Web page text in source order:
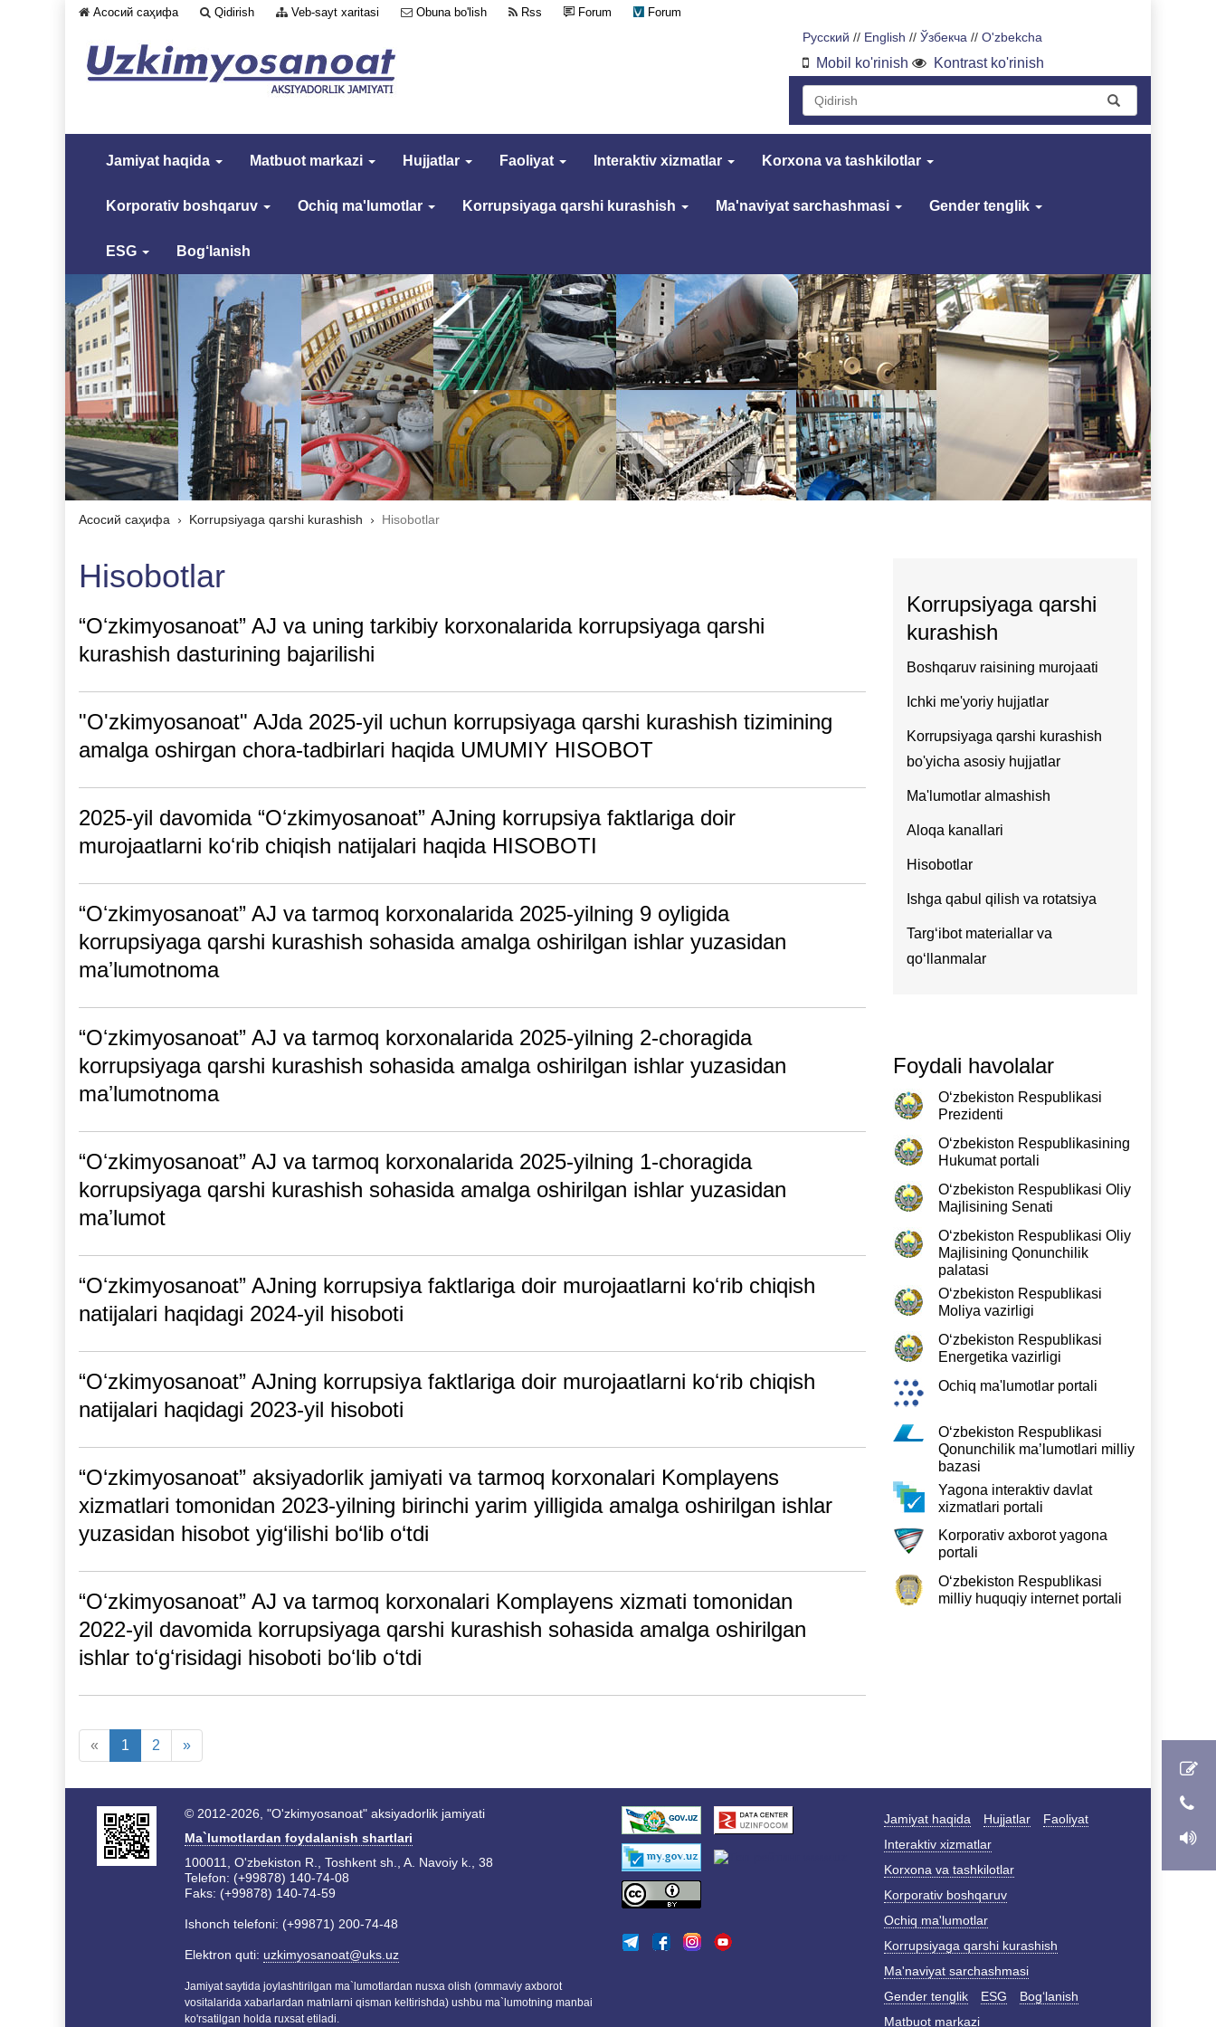
Асосий саҳифа Qidirish Veb-sayt xaritasi Obuna bo'lish Rss Forum
Forum
Русский // English // Ўзбекча // O'zbekcha
Mobil ko'rinish Kontrast ko'rinish
Jamiyat haqida Matbuot markazi Hujjatlar Faoliyat Interaktiv xizmatlar Korxona va tashkilotlar
Korporativ boshqaruv Ochiq ma'lumotlar Korrupsiyaga qarshi kurashish Ma'naviyat sarchashmasi Gender tenglik
ESG Bog‘lanish
Асосий саҳифа Korrupsiyaga qarshi kurashish Hisobotlar
Hisobotlar
“Oʻzkimyosanoat” AJ va uning tarkibiy korxonalarida korrupsiyaga qarshi
kurashish dasturining bajarilishi
"O'zkimyosanoat" AJda 2025-yil uchun korrupsiyaga qarshi kurashish tizimining
amalga oshirgan chora-tadbirlari haqida UMUMIY HISOBOT
2025-yil davomida “Oʻzkimyosanoat” AJning korrupsiya faktlariga doir
murojaatlarni koʻrib chiqish natijalari haqida HISOBOTI
“Oʻzkimyosanoat” AJ va tarmoq korxonalarida 2025-yilning 9 oyligida
korrupsiyaga qarshi kurashish sohasida amalga oshirilgan ishlar yuzasidan
maʼlumotnoma
“Oʻzkimyosanoat” AJ va tarmoq korxonalarida 2025-yilning 2-choragida
korrupsiyaga qarshi kurashish sohasida amalga oshirilgan ishlar yuzasidan
maʼlumotnoma
“Oʻzkimyosanoat” AJ va tarmoq korxonalarida 2025-yilning 1-choragida
korrupsiyaga qarshi kurashish sohasida amalga oshirilgan ishlar yuzasidan
maʼlumot
“Oʻzkimyosanoat” AJning korrupsiya faktlariga doir murojaatlarni koʻrib chiqish
natijalari haqidagi 2024-yil hisoboti
“Oʻzkimyosanoat” AJning korrupsiya faktlariga doir murojaatlarni koʻrib chiqish
natijalari haqidagi 2023-yil hisoboti
“O‘zkimyosanoat” aksiyadorlik jamiyati va tarmoq korxonalari Komplayens
xizmatlari tomonidan 2023-yilning birinchi yarim yilligida amalga oshirilgan ishlar
yuzasidan hisobot yig‘ilishi bo‘lib o‘tdi
“Oʻzkimyosanoat” AJ va tarmoq korxonalari Komplayens xizmati tomonidan
2022-yil davomida korrupsiyaga qarshi kurashish sohasida amalga oshirilgan
ishlar toʻgʻrisidagi hisoboti boʻlib oʻtdi
« 1 2 »
Korrupsiyaga qarshi
kurashish
Boshqaruv raisining murojaati
Ichki me'yoriy hujjatlar
Korrupsiyaga qarshi kurashish
bo'yicha asosiy hujjatlar
Ma'lumotlar almashish
Aloqa kanallari
Hisobotlar
Ishga qabul qilish va rotatsiya
Targʻibot materiallar va
qoʻllanmalar
Foydali havolalar
O‘zbekiston Respublikasi
Prezidenti
O‘zbekiston Respublikasining
Hukumat portali
O‘zbekiston Respublikasi Oliy
Majlisining Senati
O‘zbekiston Respublikasi Oliy
Majlisining Qonunchilik
palatasi
O‘zbekiston Respublikasi
Moliya vazirligi
O‘zbekiston Respublikasi
Energetika vazirligi
Ochiq ma'lumotlar portali
O‘zbekiston Respublikasi
Qonunchilik ma’lumotlari milliy
bazasi
Yagona interaktiv davlat
xizmatlari portali
Korporativ axborot yagona
portali
O‘zbekiston Respublikasi
milliy huquqiy internet portali
© 2012-2026, "O'zkimyosanoat" aksiyadorlik jamiyati
Ma`lumotlardan foydalanish shartlari
100011, O'zbekiston R., Toshkent sh., A. Navoiy k., 38
Telefon: (+99878) 140-74-08
Faks: (+99878) 140-74-59
Ishonch telefoni: (+99871) 200-74-48
Elektron quti: uzkimyosanoat@uks.uz
Jamiyat saytida joylashtirilgan ma`lumotlardan nusxa olish (ommaviy axborot
vositalarida xabarlardan matnlarni qisman keltirishda) ushbu ma`lumotning manbai
ko'rsatilgan holda ruxsat etiladi.
Jamiyat haqida Hujjatlar
Faoliyat
Interaktiv xizmatlar
Korxona va tashkilotlar
Korporativ boshqaruv
Ochiq ma'lumotlar
Korrupsiyaga qarshi kurashish
Ma'naviyat sarchashmasi
Gender tenglik
ESG
Bog‘lanish
Matbuot markazi